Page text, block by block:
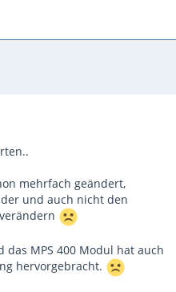
mehrfach geändert,
und auch nicht den
MPS 400 Modul hat auch
hervorgebracht.